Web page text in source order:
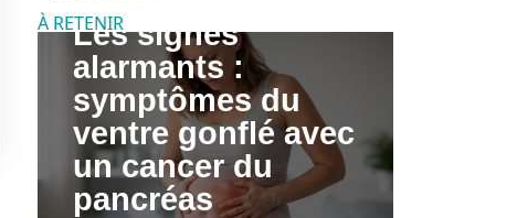
À RETENIR
Les signes
alarmants :
symptômes du
ventre gonflé avec
un cancer du
pancréas